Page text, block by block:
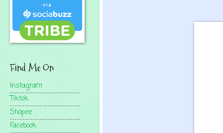
Find Me On
Instagram
Tiktok
Shopee
Facebook